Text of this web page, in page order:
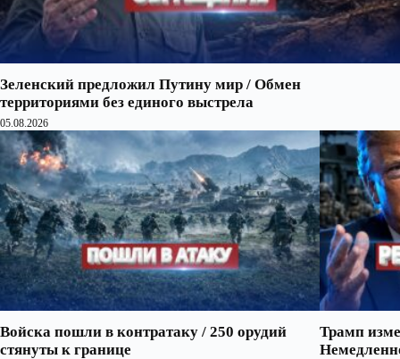
Зеленский предложил Путину мир / Обмен
территориями без единого выстрела
05.08.2026
Войска пошли в контратаку / 250 орудий
стянуты к границе
Трамп